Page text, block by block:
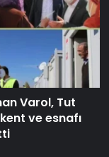
Varol, Tut
ve esnafı